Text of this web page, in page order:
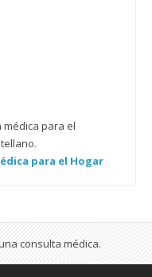
para el
para el Hogar
consulta médica.